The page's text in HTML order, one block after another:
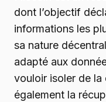
dont l’objectif
informations les
sa nature
adapté aux
vouloir isoler de
également la